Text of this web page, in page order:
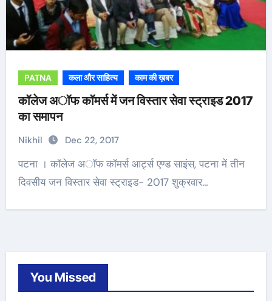
PATNA कला और साहित्य काम की ख़बर
कॉलेज अॉफ कॉमर्स में जन विस्तार सेवा स्ट्राइड 2017
का समापन
Nikhil Dec 22, 2017
पटना । कॉलेज अॉफ कॉमर्स आर्ट्स एण्ड साइंस, पटना में तीन
दिवसीय जन विस्तार सेवा स्ट्राइड- 2017 शुक्रवार…
You Missed